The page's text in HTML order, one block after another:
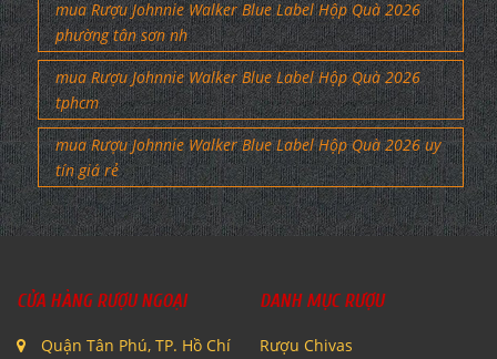
mua Rượu Johnnie Walker Blue Label Hộp Quà 2026
phường tân sơn nh
mua Rượu Johnnie Walker Blue Label Hộp Quà 2026
tphcm
mua Rượu Johnnie Walker Blue Label Hộp Quà 2026 uy
tín giá rẻ
CỬA HÀNG RƯỢU NGOẠI
Quận Tân Phú, TP. Hồ Chí
DANH MỤC RƯỢU
Rượu Chivas